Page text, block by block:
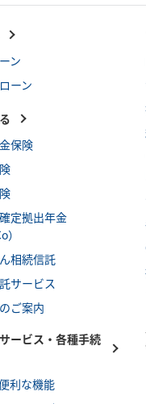
ン
ーン
保険
定拠出年金
）
相続信託
サービス
ご案内
ービス・各種手続
利な機能